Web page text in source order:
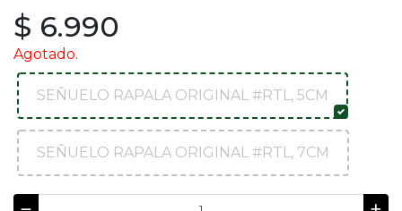
$ 6.990
Agotado.
SEÑUELO RAPALA ORIGINAL #RTL, 5CM
SEÑUELO RAPALA ORIGINAL #RTL, 7CM